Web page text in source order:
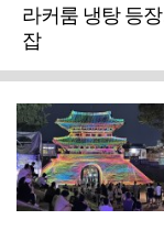
라커룸 냉탕 등
잡